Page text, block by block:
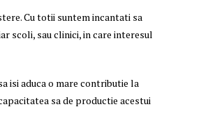
Cu totii suntem incantati sa
scoli, sau clinici, in care interesul
isi aduca o mare contributie la
sa de productie acestui